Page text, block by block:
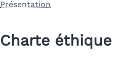
Présentation
Charte éthique